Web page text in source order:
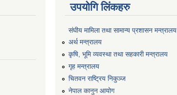
उपयोगि लिंकहरु
संघीय मामिला तथा सामान्य प्रशासन मन्त्रालय
अर्थ मन्त्रालय
कृषि, भूमि व्यवस्था तथा सहकारी मन्त्रालय
गृह मन्त्रालय
चितवन राष्ट्रिय निकुञ्ज
नेपाल कानुन आयोग